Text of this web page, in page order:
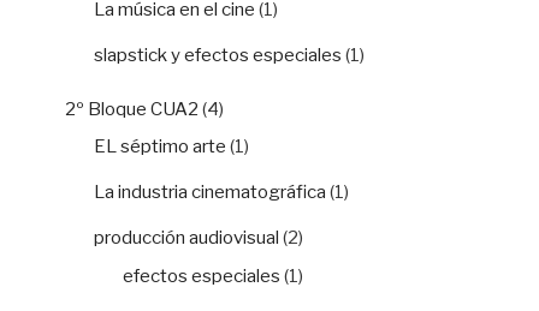
La música en el cine (1)
slapstick y efectos especiales (1)
2º Bloque CUA2 (4)
EL séptimo arte (1)
La industria cinematográfica (1)
producción audiovisual (2)
efectos especiales (1)